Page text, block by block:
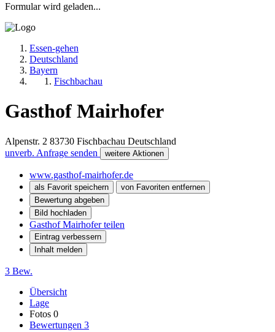
Formular wird geladen...
Essen-gehen
Deutschland
Bayern
Fischbachau
Gasthof Mairhofer
Alpenstr. 2 83730 Fischbachau Deutschland
unverb. Anfrage senden
weitere Aktionen
www.gasthof-mairhofer.de
als Favorit speichern
von Favoriten entfernen
Bewertung abgeben
Bild hochladen
Gasthof Mairhofer teilen
Eintrag verbessern
Inhalt melden
3 Bew.
Übersicht
Lage
Fotos 0
Bewertungen 3